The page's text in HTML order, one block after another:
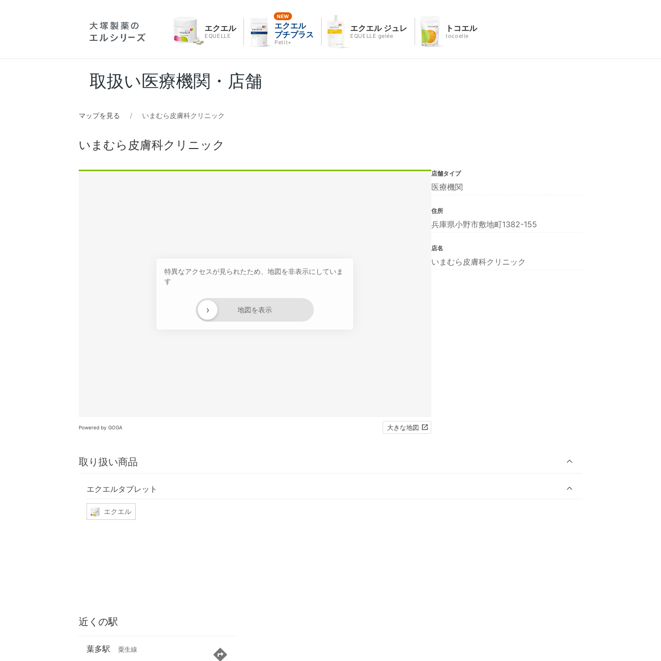
エクエル
EQUELLE
エクエル
プチプラス
Petit+
エクエル ジュレ
EQUELLE gelée
トコエル
tocoelle
取扱い医療機関・店舗
マップを見る いまむら皮膚科クリニック
いまむら皮膚科クリニック
特異なアクセスが見られたため、地図を非表示にしていま
す
地図を表示
›
Powered by GOGA 大きな地図
取り扱い商品
エクエルタブレット
エクエル
店舗タイプ
医療機関
住所
兵庫県小野市敷地町1382-155
店名
いまむら皮膚科クリニック
近くの駅
葉多駅 粟生線